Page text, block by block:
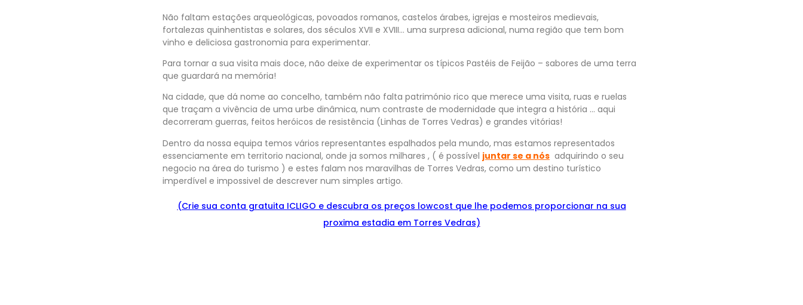
Não faltam estações arqueológicas, povoados romanos, castelos árabes, igrejas e mosteiros medievais,
fortalezas quinhentistas e solares, dos séculos XVII e XVIII… uma surpresa adicional, numa região que tem bom
vinho e deliciosa gastronomia para experimentar.
Para tornar a sua visita mais doce, não deixe de experimentar os típicos Pastéis de Feijão – sabores de uma terra
que guardará na memória!
Na cidade, que dá nome ao concelho, também não falta património rico que merece uma visita, ruas e ruelas
que traçam a vivência de uma urbe dinâmica, num contraste de modernidade que integra a história … aqui
decorreram guerras, feitos heróicos de resistência (Linhas de Torres Vedras) e grandes vitórias!
Dentro da nossa equipa temos vários representantes espalhados pela mundo, mas estamos representados
essenciamente em territorio nacional, onde ja somos milhares , ( é possível juntar se a nós adquirindo o seu
negocio na área do turismo ) e estes falam nos maravilhas de Torres Vedras, como um destino turístico
imperdível e impossivel de descrever num simples artigo.
(Crie sua conta gratuita ICLIGO edescubra os preços lowcost que lhe podemos proporcionar na sua
proxima estadia em Torres Vedras)